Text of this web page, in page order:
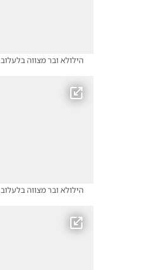
הילולא ובר מצווה בלעלוב
הילולא ובר מצווה בלעלוב